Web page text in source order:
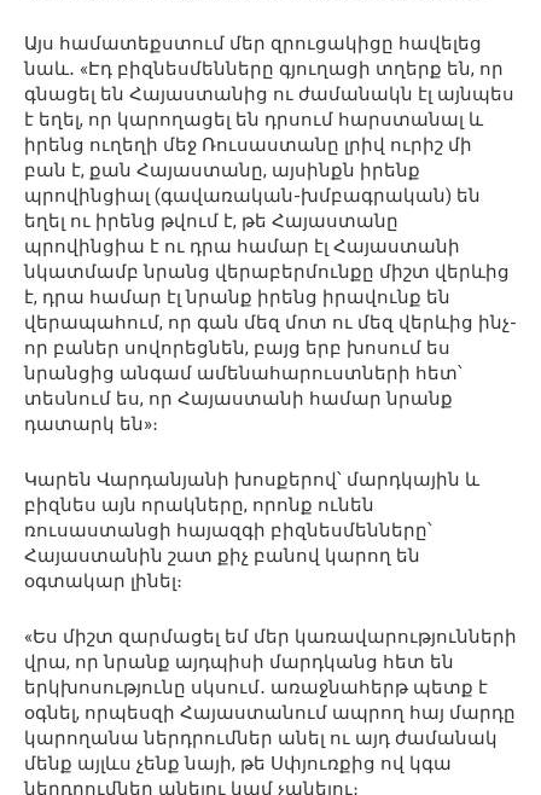
Այս համատեքստում մեր զրուցակիցը հավելեց
նաև․ «Էդ բիզնեսմենները գյուղացի տղերք են, որ
գնացել են Հայաստանից ու ժամանակն էլ այնպես
է եղել, որ կարողացել են դրսում հարստանալ և
իրենց ուղեղի մեջ Ռուսաստանը լրիվ ուրիշ մի
բան է, քան Հայաստանը, այսինքն իրենք
պրովինցիալ (գավառական-խմբագրական) են
եղել ու իրենց թվում է, թե Հայաստանը
պրովինցիա է ու դրա համար էլ Հայաստանի
նկատմամբ նրանց վերաբերմունքը միշտ վերևից
է, դրա համար էլ նրանք իրենց իրավունք են
վերապահում, որ գան մեզ մոտ ու մեզ վերևից ինչ-
որ բաներ սովորեցնեն, բայց երբ խոսում ես
նրանցից անգամ ամենահարուստների հետ՝
տեսնում ես, որ Հայաստանի համար նրանք
դատարկ են»։
Կարեն Վարդանյանի խոսքերով՝ մարդկային և
բիզնես այն որակները, որոնք ունեն
ռուսաստանցի հայազգի բիզնեսմենները՝
Հայաստանին շատ քիչ բանով կարող են
օգտակար լինել։
«Ես միշտ զարմացել եմ մեր կառավարությունների
վրա, որ նրանք այդպիսի մարդկանց հետ են
երկխոսությունը սկսում․ առաջնահերթ պետք է
օգնել, որպեսզի Հայաստանում ապրող հայ մարդը
կարողանա ներդրումներ անել ու այդ ժամանակ
մենք այլևս չենք նայի, թե Սփյուռքից ով կգա
ներդրումներ անելու կամ չանելու։